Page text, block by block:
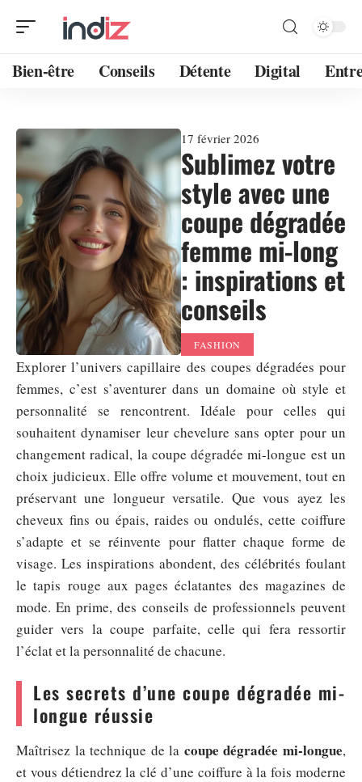
Bien-être Conseils Détente Digital
17 février 2026
Sublimez votre
style avec une
coupe dégradée
femme mi-long
: inspirations et
conseils
FASHION
Explorer l’univers capillaire des coupes dégradées pour
femmes, c’est s’aventurer dans un domaine où style et
personnalité se rencontrent. Idéale pour celles qui
souhaitent dynamiser leur chevelure sans opter pour un
changement radical, la coupe dégradée mi-longue est un
choix judicieux. Elle offre volume et mouvement, tout en
préservant une longueur versatile. Que vous ayez les
cheveux fins ou épais, raides ou ondulés, cette coiffure
s’adapte et se réinvente pour flatter chaque forme de
visage. Les inspirations abondent, des célébrités foulant
le tapis rouge aux pages éclatantes des magazines de
mode. En prime, des conseils de professionnels peuvent
guider vers la coupe parfaite, celle qui fera ressortir
l’éclat et la personnalité de chacune.
Les secrets d’une coupe dégradée mi-
longue réussie
Maîtrisez la technique de la coupe dégradée mi-longue,
et vous détiendrez la clé d’une coiffure à la fois moderne